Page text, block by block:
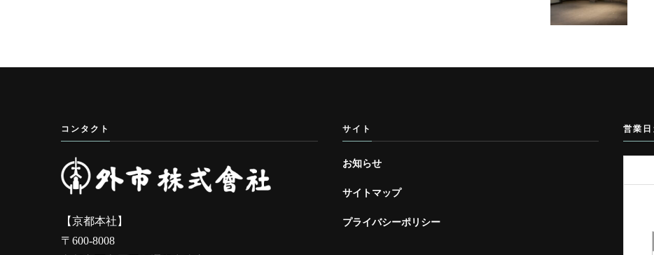
コンタクト
【京都本社】
〒600-8008
サイト
お知らせ
サイトマップ
プライバシーポリシー
営業